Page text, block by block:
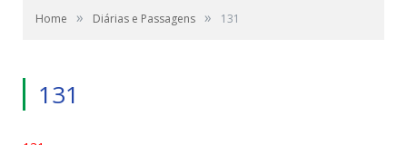
Home » Diárias e Passagens » 131
131